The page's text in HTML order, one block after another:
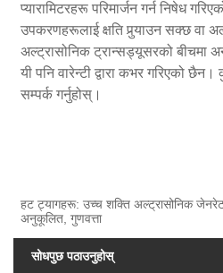
प्यारामिटरहरू परिमार्जन गर्न निषेध
उपकरणहरूलाई क्षति पुर्‍याउन सक्छ वा
अल्ट्रासोनिक ट्रान्सड्यूसरको बीचमा
यी पनि वारेन्टी द्वारा कभर गरिएको
सम्पर्क गर्नुहोस्।
हट ट्यागहरू: उच्च शक्ति अल्ट्रासोनिक जेनरेटर,
अनुकूलित, गुणवत्ता
सोधपुछ पठाउनुहोस्